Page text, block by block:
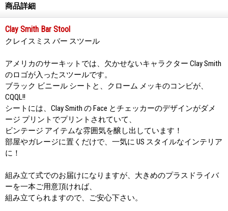
商品詳細
Clay Smith Bar Stool
クレイスミス バー スツール
アメリカのサーキットでは、欠かせないキャラクター Clay Smith
のロゴが入ったスツールです。
ブラック ビニール シートと、クローム メッキのコンビが、
CQQL!!
シートには、Clay Smith の Face とチェッカーのデザインがダメ
ージ プリントでプリントされていて、
ビンテージ アイテムな雰囲気を醸し出しています！
部屋やガレージに置くだけで、一気に US スタイルなインテリア
に！
組み立て式でのお届けになりますが、大きめのプラスドライバ
ーを一本ご用意頂ければ、
組み立てられますので、ご安心下さい。